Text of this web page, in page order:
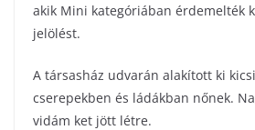
akik Mini kategóriában érdemelték
jelölést.
A társasház udvarán alakított ki
cserepekben és ládákban nőnek.
vidám ket jött létre.